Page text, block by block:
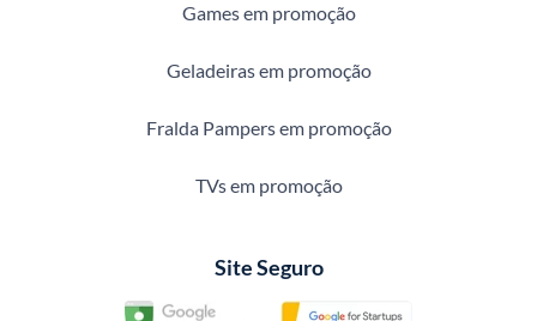
Games em promoção
Geladeiras em promoção
Fralda Pampers em promoção
TVs em promoção
Site Seguro